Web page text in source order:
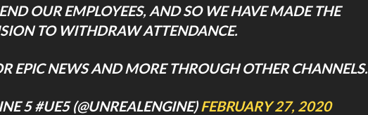
OUR EMPLOYEES, AND SO WE HAVE MADE THE
TO WITHDRAW ATTENDANCE.
EPIC NEWS AND MORE THROUGH OTHER CHANNELS.
5 #UE5 (@UNREALENGINE)FEBRUARY 27, 2020